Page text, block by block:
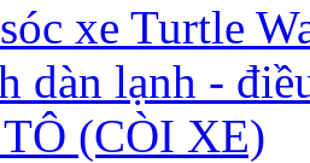
xe Turtle
dàn lạnh -
(CÒI XE)